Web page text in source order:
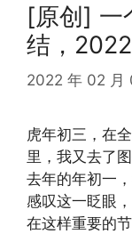
[原创] 一
结，
2022 年 02 月
虎年初三，在
里，我又去了图
去年的年初一
感叹这一眨眼
在这样重要的